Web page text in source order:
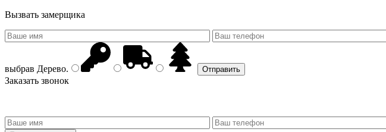
Вызвать замерщика
выбрав Дерево.
Заказать звонок